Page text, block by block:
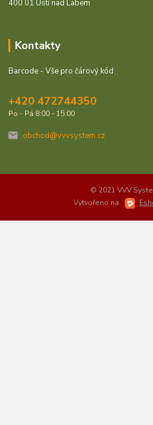
400 01 Ústí nad Labem
Kontakty
Barcode - Vše pro čárový kód.
+420 472744350
Po - Pá 8:00 - 15:00
obchod@vvvsystem.cz
© 2021 VVV
Vytvořeno na